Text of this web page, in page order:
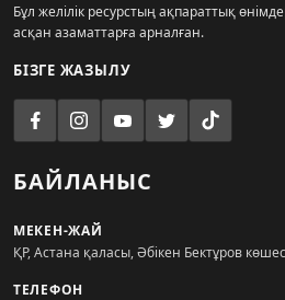
Бұл желілік ресурстың ақпараттық
асқан азаматтарға арналған.
БІЗГЕ ЖАЗЫЛУ
БАЙЛАНЫС
МЕКЕН-ЖАЙ
ҚР, Астана қаласы, Әбікен Бектұров
ТЕЛЕФОН